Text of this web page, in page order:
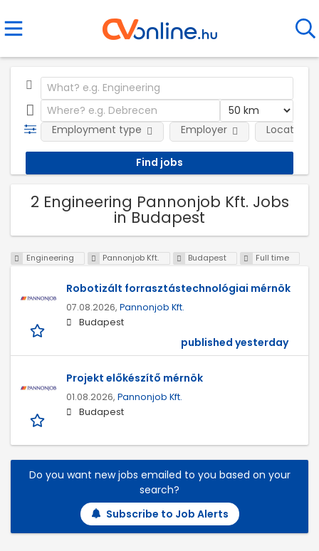
Employment type Employer Location
2 Engineering Pannonjob Kft. Jobs
in Budapest
Engineering Pannonjob Kft. Budapest Full time
Robotizált forrasztástechnológiai mérnök
07.08.2026, Pannonjob Kft.
Budapest
published yesterday
Projekt előkészítő mérnök
01.08.2026, Pannonjob Kft.
Budapest
Do you want new jobs emailed to you based on your
search?
Subscribe to Job Alerts